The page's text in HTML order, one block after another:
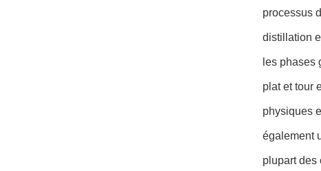
processus
distillation
les phases
plat et tour
physiques
également
plupart des